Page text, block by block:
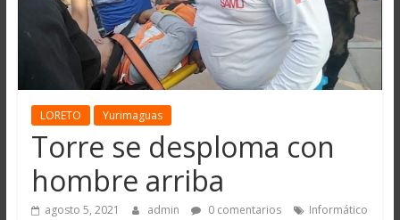
LORETO Yurimaguas
Torre se desploma con
hombre arriba
agosto 5, 2021 admin 0 comentarios
Informático